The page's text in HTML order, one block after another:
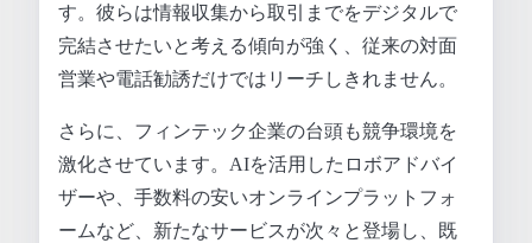
す。彼らは情報収集から取引までをデジタルで
完結させたいと考える傾向が強く、従来の対面
営業や電話勧誘だけではリーチしきれません。
さらに、フィンテック企業の台頭も競争環境を
激化させています。AIを活用したロボアドバイ
ザーや、手数料の安いオンラインプラットフォ
ームなど、新たなサービスが次々と登場し、既